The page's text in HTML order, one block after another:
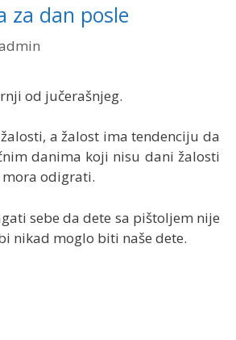
za dan posle
od jučerašnjeg.
a žalost ima tendenciju da
danima koji nisu dani žalosti
mora odigrati.
sebe da dete sa pištoljem nije
nikad moglo biti naše dete.